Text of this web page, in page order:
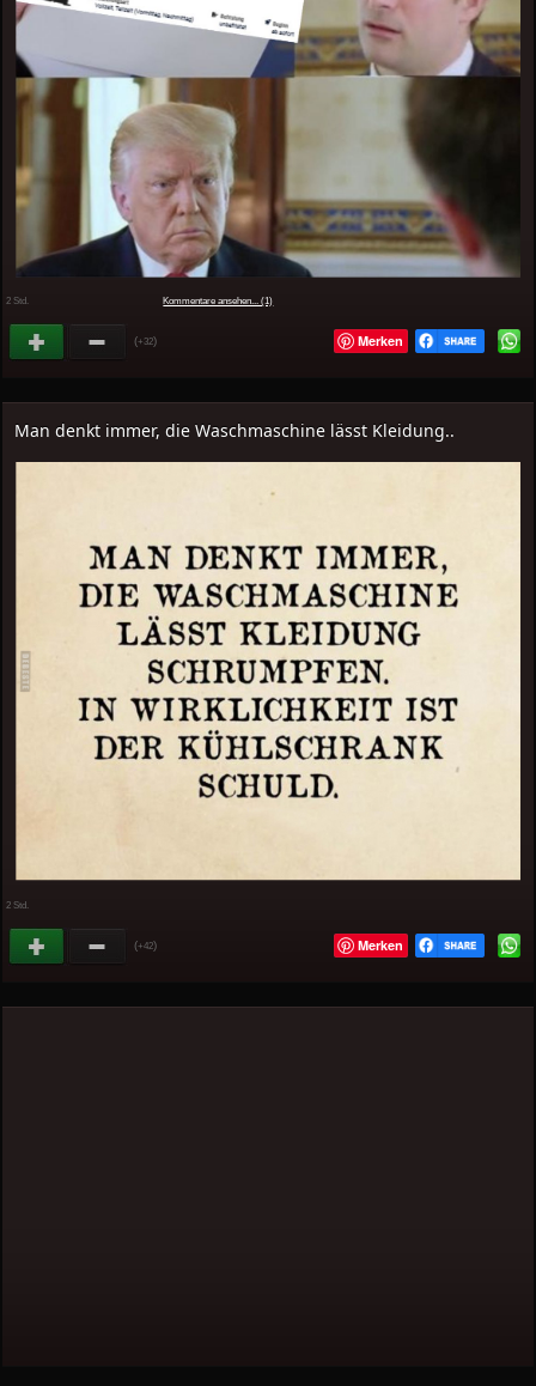
2 Std. Kommentare ansehen... (1)
(+32) Merken
Man denkt immer, die Waschmaschine lässt Kleidung..
2 Std.
(+42) Merken